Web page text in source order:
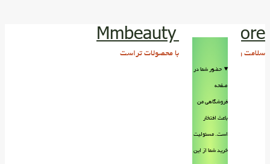
Mmbeauty Trust store
سلامت و زیبایی پوست و مو با محصولات تراست
حضور شما در
صفحه
فروشگاهی من
باعث افتخار
است. مسئولیت
خرید شما از این